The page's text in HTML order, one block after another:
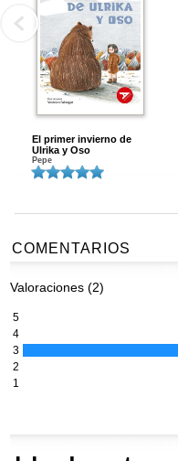
El primer invierno de
Ulrika y Oso
Pepe
COMENTARIOS
Valoraciones (2)
5
4
3
2
1